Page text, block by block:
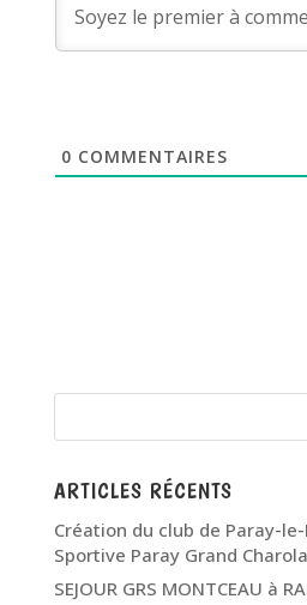
0 COMMENTAIRES
ARTICLES RÉCENTS
Création du club de Paray-
Sportive Paray Grand
SEJOUR GRS MONTCEAU à